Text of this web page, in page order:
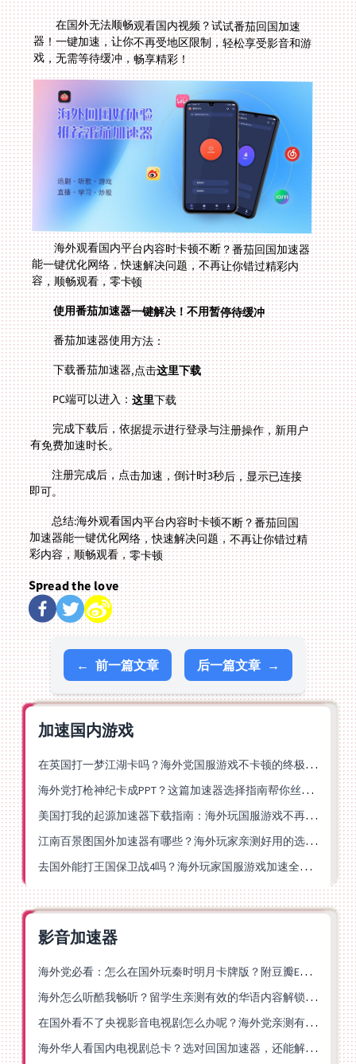
在国外无法顺畅观看国内视频？试试番茄回国加速
器！一键加速，让你不再受地区限制，轻松享受影音和游
戏，无需等待缓冲，畅享精彩！
海外观看国内平台内容时卡顿不断？番茄回国加速器
能一键优化网络，快速解决问题，不再让你错过精彩内
容，顺畅观看，零卡顿
使用番茄加速器一键解决！不用暂停待缓冲
番茄加速器使用方法：
下载番茄加速器,点击这里下载
PC端可以进入：这里下载
完成下载后，依据提示进行登录与注册操作，新用户
有免费加速时长。
注册完成后，点击加速，倒计时3秒后，显示已连接
即可。
总结:海外观看国内平台内容时卡顿不断？番茄回国
加速器能一键优化网络，快速解决问题，不再让你错过精
彩内容，顺畅观看，零卡顿
Spread the love
← 前一篇文章 后一篇文章 →
加速国内游戏
在英国打一梦江湖卡吗？海外党国服游戏不卡顿的终极解法
海外党打枪神纪卡成PPT？这篇加速器选择指南帮你丝滑上分
美国打我的起源加速器下载指南：海外玩国服游戏不再卡的终极方案
江南百景图国外加速器有哪些？海外玩家亲测好用的选择与避坑指南
去国外能打王国保卫战4吗？海外玩家国服游戏加速全攻略（附公主连结幻想江湖实测）
影音加速器
海外党必看：怎么在国外玩秦时明月卡牌版？附豆瓣EZCast地区限制破解法
海外怎么听酷我畅听？留学生亲测有效的华语内容解锁指南
在国外看不了央视影音电视剧怎么办呢？海外党亲测有效的回国加速方案
海外华人看国内电视剧总卡？选对回国加速器，还能解决菲律宾打不开反诈中心的问题